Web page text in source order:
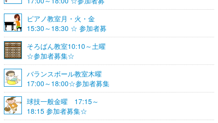
集☆
ピアノ教室月・火・金
15:30～18:30 ☆ 参加者募
集☆
そろばん教室10:10～土曜
☆参加者募集☆
バランスボール教室木曜
17:00～18:00☆参加者募集
☆
球技一般金曜 17:15～
18:15 参加者募集☆